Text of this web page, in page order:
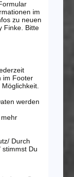
im
zu neuen
Finke. Bitte
im Footer
werden
Durch
stimmst Du